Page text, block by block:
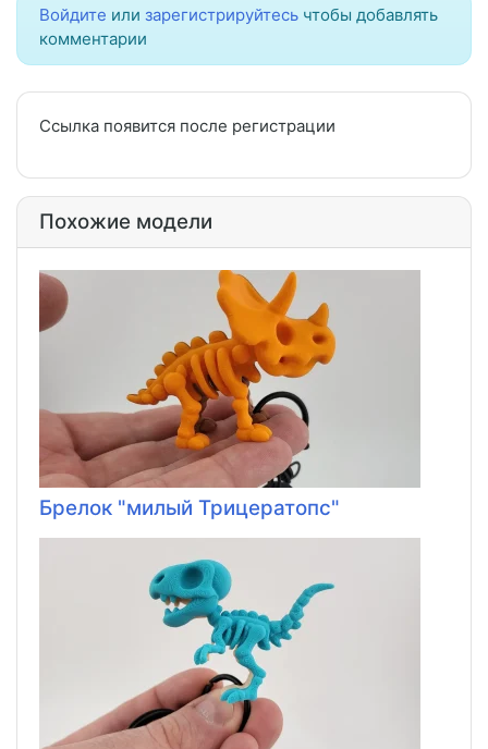
Войдите или зарегистрируйтесь чтобы добавлять
комментарии
Ссылка появится после регистрации
Похожие модели
Брелок "милый Трицератопс"